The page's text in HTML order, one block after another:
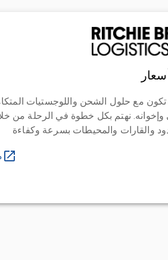
مع حلول الشحن واللوجستيات
وإخوانه. نهتم بكل خطوة في الرحلة من
والقارات والمحيطات بسرعة وكفاءة